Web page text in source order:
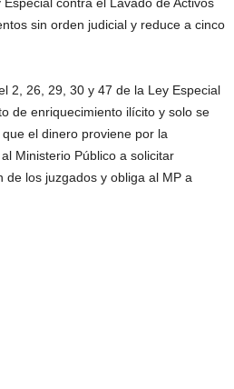
sin orden judicial y reduce a cinco
2, 26, 29, 30 y 47 de la Ley Especial
de enriquecimiento ilícito y solo se
el dinero proviene por la
Ministerio Público a solicitar
los juzgados y obliga al MP a